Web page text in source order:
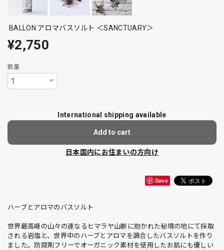
BALLON アロマバスソルト ＜SANCTUARY＞
¥2,750
数量
International shipping available
Add to cart
日本国内にお住まいの方向け
Save
ハーブとアロマのバスソルト
世界最高峰の山々の連なるヒマラヤ山脈に抱かれた秘境の地にて採取
される岩塩と、世界中のハーブとアロマを調合したバスソルトを作り
ました。防腐剤フリーでオーガニック素材を使用したお肌にも優しい